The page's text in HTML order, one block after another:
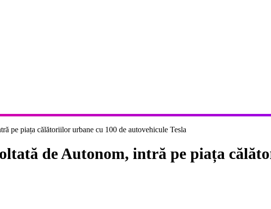
pe piața călătoriilor urbane cu 100 de autovehicule Tesla
de Autonom, intră pe piața